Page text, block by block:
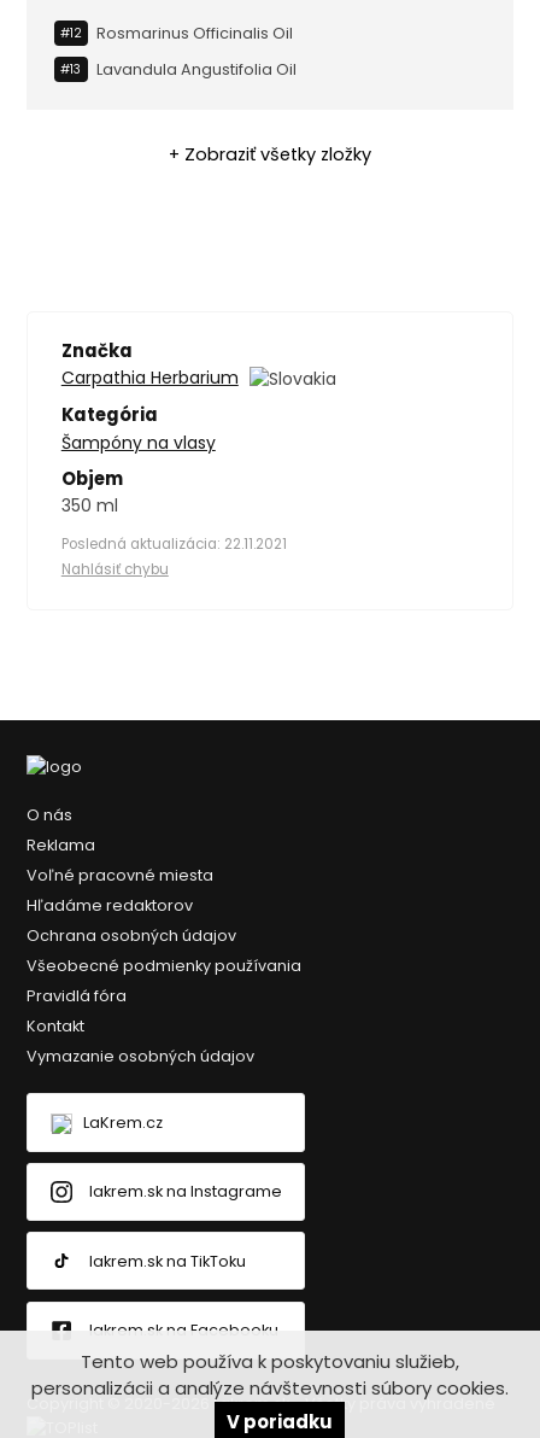
#12 Rosmarinus Officinalis Oil
#13 Lavandula Angustifolia Oil
+ Zobraziť všetky zložky
Značka
Carpathia Herbarium
Kategória
Šampóny na vlasy
Objem
350 ml
Posledná aktualizácia: 22.11.2021
Nahlásiť chybu
O nás
Reklama
Voľné pracovné miesta
Hľadáme redaktorov
Ochrana osobných údajov
Všeobecné podmienky používania
Pravidlá fóra
Kontakt
Vymazanie osobných údajov
LaKrem.cz
lakrem.sk na Instagrame
lakrem.sk na TikToku
lakrem.sk na Facebooku
Copyright © 2020-2026 Lakrem.sk - Všetky práva vyhradené
Tento web používa k poskytovaniu služieb,
personalizácii a analýze návštevnosti súbory cookies.
V poriadku